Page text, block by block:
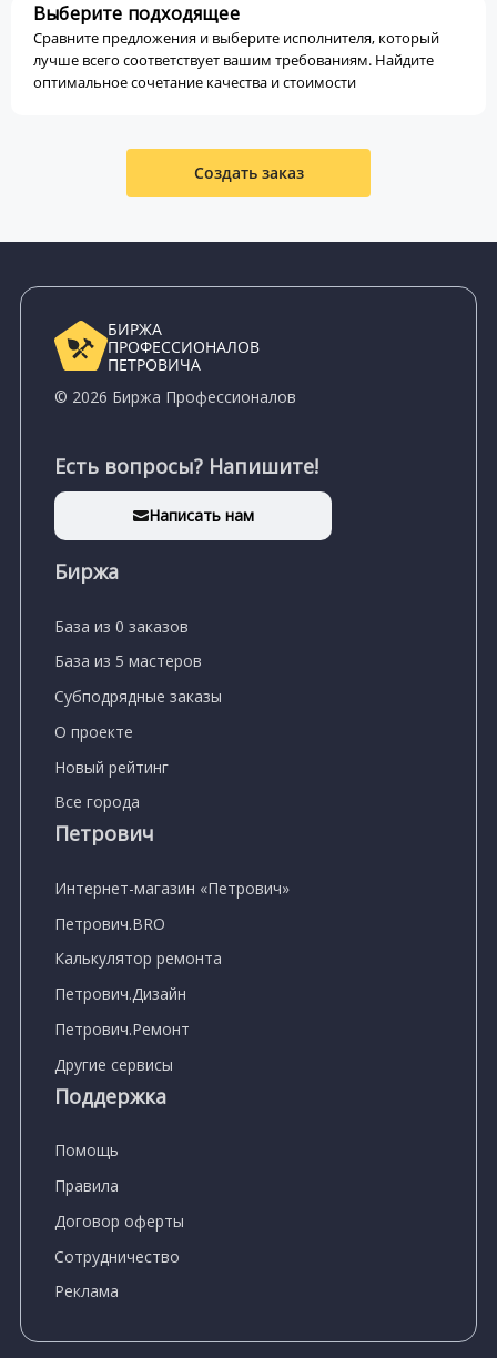
Выберите подходящее
Сравните предложения и выберите исполнителя, который
лучше всего соответствует вашим требованиям. Найдите
оптимальное сочетание качества и стоимости
Создать заказ
БИРЖА
ПРОФЕССИОНАЛОВ
ПЕТРОВИЧА
© 2026 Биржа Профессионалов
Есть вопросы? Напишите!
Написать нам
Биржа
База из 0 заказов
База из 5 мастеров
Субподрядные заказы
О проекте
Новый рейтинг
Все города
Петрович
Интернет-магазин «Петрович»
Петрович.BRO
Калькулятор ремонта
Петрович.Дизайн
Петрович.Ремонт
Другие сервисы
Поддержка
Помощь
Правила
Договор оферты
Сотрудничество
Реклама